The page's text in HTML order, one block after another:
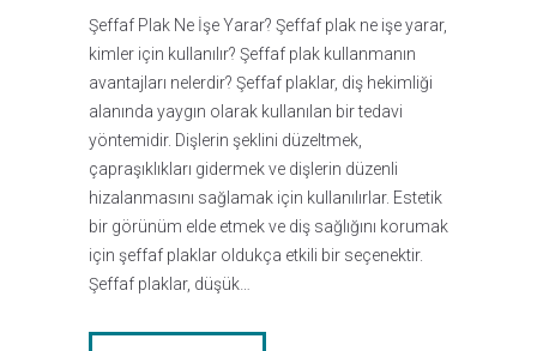
Şeffaf Plak Ne İşe Yarar? Şeffaf plak ne işe yarar,
kimler için kullanılır? Şeffaf plak kullanmanın
avantajları nelerdir? Şeffaf plaklar, diş hekimliği
alanında yaygın olarak kullanılan bir tedavi
yöntemidir. Dişlerin şeklini düzeltmek,
çapraşıklıkları gidermek ve dişlerin düzenli
hizalanmasını sağlamak için kullanılırlar. Estetik
bir görünüm elde etmek ve diş sağlığını korumak
için şeffaf plaklar oldukça etkili bir seçenektir.
Şeffaf plaklar, düşük…